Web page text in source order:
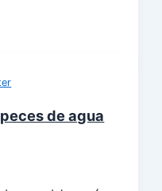
de agua